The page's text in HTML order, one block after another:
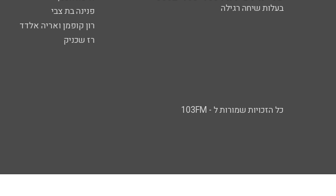
פנינה בת צבי
רון קופמן ואריה אלדד
רז שכניק
בעלות שיחה רגילה
כל הזכויות שמורות ל - 103FM